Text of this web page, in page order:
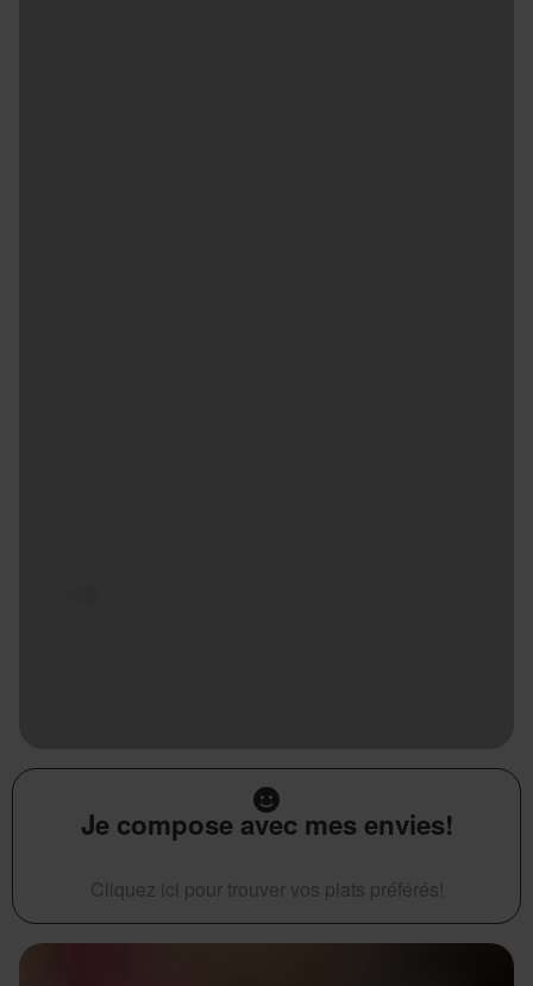
Je compose avec mes envies!
Cliquez ici pour trouver vos plats préférés!